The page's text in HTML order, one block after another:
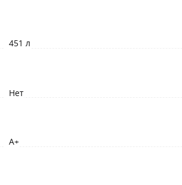
451 л
Нет
A+